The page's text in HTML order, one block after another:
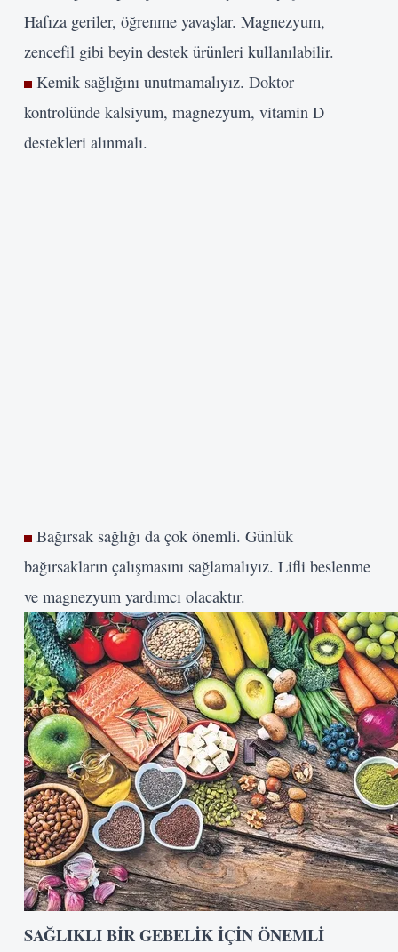
Hafıza geriler, öğrenme yavaşlar. Magnezyum,
zencefil gibi beyin destek ürünleri kullanılabilir.
Kemik sağlığını unutmamalıyız. Doktor
kontrolünde kalsiyum, magnezyum, vitamin D
destekleri alınmalı.
Bağırsak sağlığı da çok önemli. Günlük
bağırsakların çalışmasını sağlamalıyız. Lifli beslenme
ve magnezyum yardımcı olacaktır.
SAĞLIKLI BİR GEBELİK İÇİN ÖNEMLİ